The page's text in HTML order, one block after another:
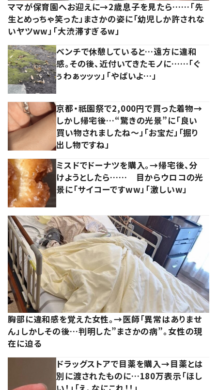
ママが保育園へお迎えに→2歳息子を見たら……「先
生とめっちゃ笑った」まさかの姿に「幼児しか許されな
いヤツww」「大渋滞すぎるw」
ベンチで休憩していると…遠方に違和
感。その後、近付いてきたモノに……「ぐ
ぅわぁッッッ」「やばいよ…」
京都・祇園祭で2,000円で買った着物→
しかし帰宅後…“驚きの光景”に「良い
買い物されましたね～」「お宝だ」「掘り
出し物ですね」
ミスドでドーナツを購入。→帰宅後、分
けようとしたら…… 目からウロコの光
景に「サイコーですww」「激しいw」
胸部に違和感を覚えた女性。→医師「異常はありませ
ん」しかしその後…判明した”まさかの病”。女性の現
在に迫る
ドラッグストアで目薬を購入→目薬とは
別に渡されたものに…180万表示「ほし